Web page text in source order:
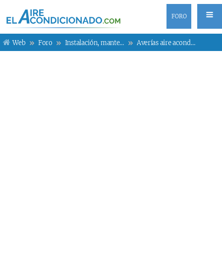
FORO
Web Foro Instalación, mantenimiento y averías Averías aire acondicionado Daikin